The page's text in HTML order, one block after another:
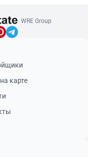
WRE Group
карте